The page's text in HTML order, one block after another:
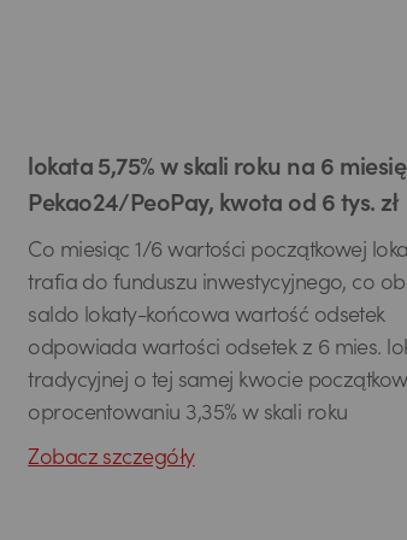
lokata 5,75% w skali roku na 6
Pekao24/PeoPay, kwota od 6 tys. zł
Co miesiąc 1/6 wartości początkowej
trafia do funduszu inwestycyjnego, co
saldo lokaty-końcowa wartość odsetek
odpowiada wartości odsetek z 6 mies.
tradycyjnej o tej samej kwocie
oprocentowaniu 3,35% w skali roku
Zobacz szczegóły